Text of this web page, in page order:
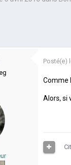
Posté(e)
Comme
Alors, si